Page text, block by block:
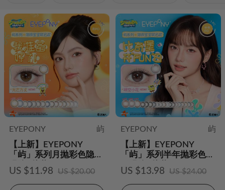
EYEPONY
屿
【上新】EYEPONY
「屿」系列月抛彩色隐形
眼镜2片装
US $11.98 US $20.00
EYEPONY
屿
【上新】EYEPONY
「屿」系列半年抛彩色隐
形眼镜2片装
US $13.98 US $24.00